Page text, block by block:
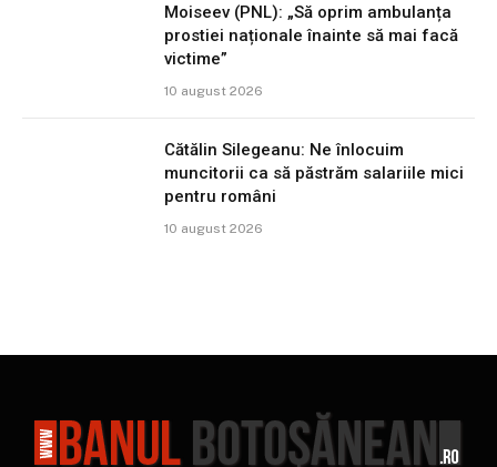
Moiseev (PNL): „Să oprim ambulanța
prostiei naționale înainte să mai facă
victime”
10 august 2026
Cătălin Silegeanu: Ne înlocuim
muncitorii ca să păstrăm salariile mici
pentru români
10 august 2026